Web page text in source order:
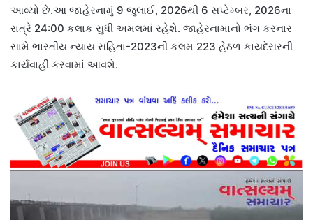
આવ્યો છે.આ જાહેરનામું 9 જુલાઈ, 2026થી 6 સપ્ટેમ્બર, 2026ના
રાત્રે 24:00 કલાક સુધી અમલમાં રહેશે. જાહેરનામાનો ભંગ કરનાર
સામે ભારતીય ન્યાય સંહિતા-2023ની કલમ 223 હેઠળ કાયદેસરની
કાર્યવાહી કરવામાં આવશે.